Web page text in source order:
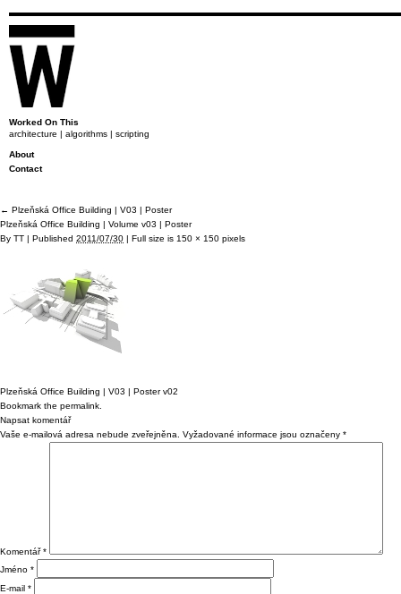
Worked On This
architecture | algorithms | scripting
About
Contact
← Plzeňská Office Building | V03 | Poster
Plzeňská Office Building | Volume v03 | Poster
By TT | Published 2011/07/30 | Full size is 150 × 150 pixels
Plzeňská Office Building | V03 | Poster v02
Bookmark the permalink
Napsat komentář
Vaše e-mailová adresa nebude zveřejněna.
Vyžadované informace jsou označeny *
Komentář*
Jméno *
E-mail *